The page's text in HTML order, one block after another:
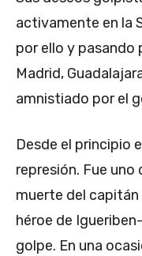
activamente en la
por ello y pasando
Madrid,
amnistiado por el
Desde el principio
represión. Fue uno
muerte del capitán
héroe de Igueriben-
golpe. En una